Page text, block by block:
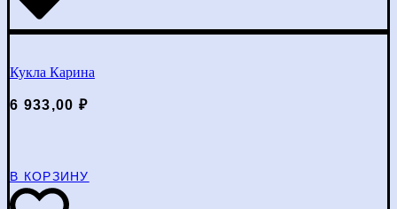
Кукла Карина
6 933,00 ₽
В КОРЗИНУ